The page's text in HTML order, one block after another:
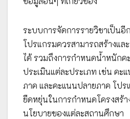
ระบบการจัดการรายวิชาเป็น
โปรแกรมควรสามารถสร้างแล
ได้ รวมถึงการกำหนดน้ำหนักค
ประเมินแต่ละประเภท เช่น คะ
ภาค และคะแนนปลายภาค โป
ยืดหยุ่นในการกำหนดโครงสร้
นโยบายของแต่ละสถานศึกษา